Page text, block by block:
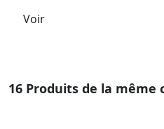
Voir
16 Produits de la même